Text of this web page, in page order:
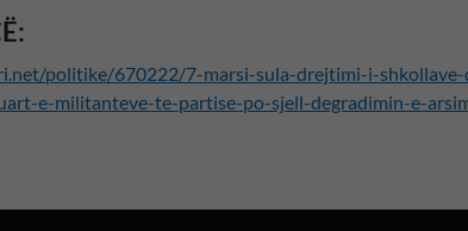
politike/670222/7-marsi-sula-drejtimi-i-
e-militanteve-te-partise-po-sjell-degradimin-e-